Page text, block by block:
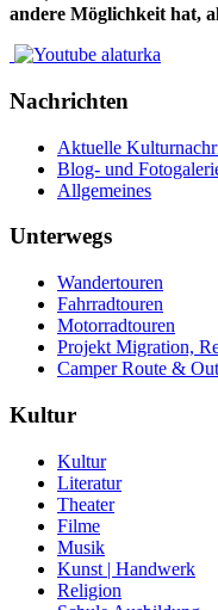
andere Möglichkeit hat,
Nachrichten
Aktuelle
Blog- und
Allgemeines
Unterwegs
Wandertouren
Fahrradtouren
Motorradtouren
Projekt Migration,
Camper Route &
Kultur
Kultur
Literatur
Theater
Filme
Musik
Kunst | Handwerk
Religion